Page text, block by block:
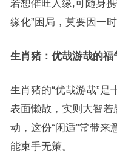
若想催旺人缘,可随身
缘化”困局，莫要因一
生肖猪：优哉游哉的福
生肖猪的“优哉游哉”是
表面懒散，实则大智
动，这份“闲适”常带来
能束手无策。